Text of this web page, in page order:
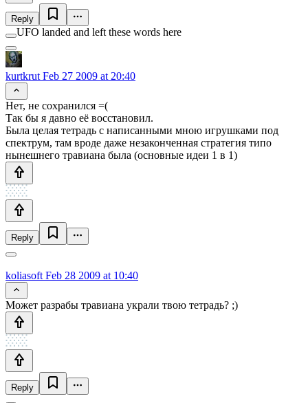
Reply
UFO landed and left these words here
kurtkrut Feb 27 2009 at 20:40
Нет, не сохранился =(
Так бы я давно её восстановил.
Была целая тетрадь с написанными мною игрушками под
спектрум, там вроде даже незаконченная стратегия типо
нынешнего травиана была (основные идеи 1 в 1)
Reply
koliasoft Feb 28 2009 at 10:40
Может разрабы травиана украли твою тетрадь? ;)
Reply